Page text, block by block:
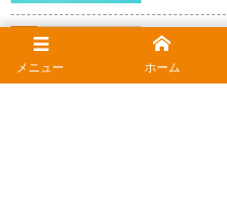
ヤマダ電機
ドの種類
2026年2月
メニュー ホーム